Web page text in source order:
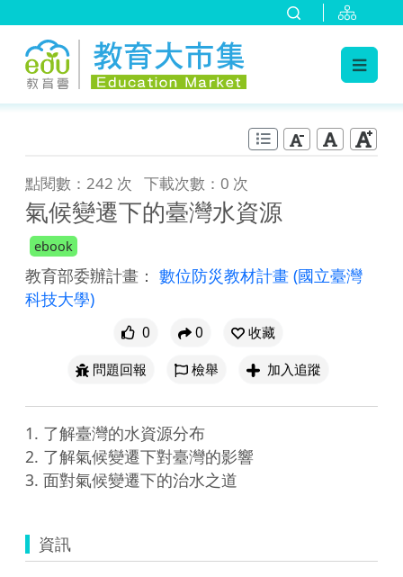
點閱數：242 次 下載次數：0 次
氣候變遷下的臺灣水資源
ebook
教育部委辦計畫： 數位防災教材計畫 (國立臺灣
科技大學)
0 0
收藏
問題回報
檢舉 加入追蹤
1. 了解臺灣的水資源分布
2. 了解氣候變遷下對臺灣的影響
3. 面對氣候變遷下的治水之道
資訊